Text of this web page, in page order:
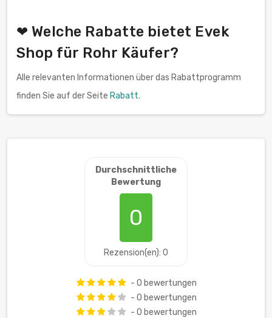
❤ Welche Rabatte bietet Evek
Shop für Rohr Käufer?
Alle relevanten Informationen über das Rabattprogramm
finden Sie auf der Seite Rabatt.
Durchschnittliche
Bewertung
0
Rezension(en): 0
- 0 bewertungen
- 0 bewertungen
- 0 bewertungen